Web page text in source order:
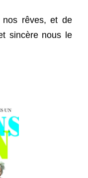
rêves, et de
sincère nous le